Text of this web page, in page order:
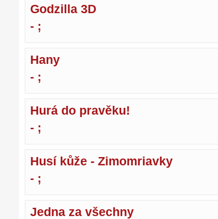
Godzilla 3D
- ;
Hany
- ;
Hurá do pravěku!
- ;
Husí kůže - Zimomriavky
- ;
Jedna za všechny